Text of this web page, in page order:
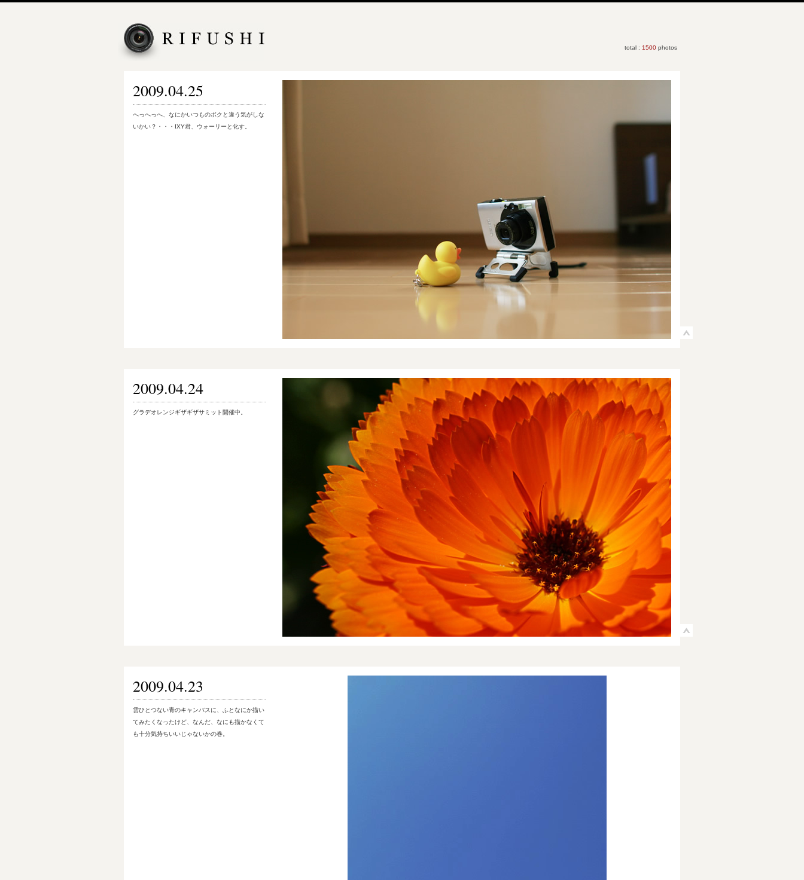
total : 1500 photos
2009.04.25
へっへっへ、なにかいつものボクと違う気がしな
いかい？・・・IXY君、ウォーリーと化す。
2009.04.24
グラデオレンジギザギザサミット開催中。
2009.04.23
雲ひとつない青のキャンバスに、ふとなにか描い
てみたくなったけど、なんだ、なにも描かなくて
も十分気持ちいいじゃないかの巻。